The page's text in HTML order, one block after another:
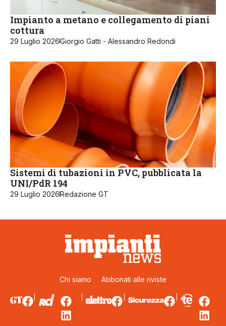
Impianto a metano e collegamento di piani
cottura
29 Luglio 2026Giorgio Gatti - Alessandro Redondi
Sistemi di tubazioni in PVC, pubblicata la
UNI/PdR 194
29 Luglio 2026Redazione GT
Chi siamo Abbonati alle riviste